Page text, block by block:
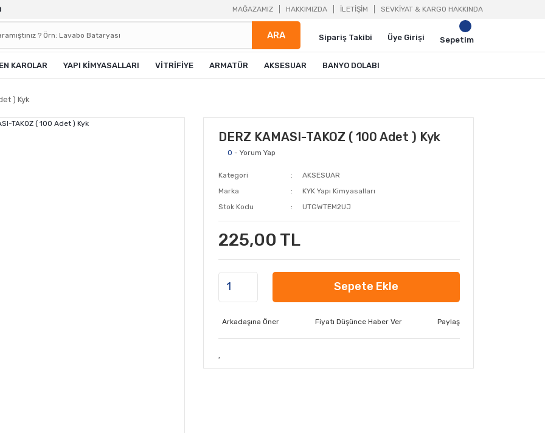
MAĞAZAMIZ HAKKIMIZDA İLETİŞİM SEVKİYAT & KARGO HAKKINDA
ARA Sipariş Takibi Üye Girişi Sepetim
KAROLAR YAPI KİMYASALLARI VİTRİFİYE ARMATÜR AKSESUAR BANYO DOLABI
) Kyk
DERZ KAMASI-TAKOZ ( 100 Adet ) Kyk
0 - Yorum Yap
Kategori
AKSESUAR
Marka
KYK Yapı Kimyasalları
Stok Kodu
UTGWTEM2UJ
225,00 TL
Sepete Ekle
Arkadaşına Öner Fiyatı Düşünce Haber Ver Paylaş